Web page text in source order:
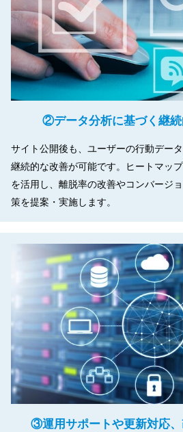
②データ分析に基づく継
サイト公開後も、ユーザーの行動デー
継続的な改善が可能です。ヒートマッ
を活用し、離脱率の改善やコンバージ
策を提案・実施します。
③運用サポートや更新対応